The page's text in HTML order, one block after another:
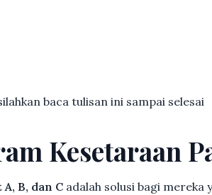
baca tulisan ini sampai selesai
Kesetaraan
B, dan C adalah solusi bagi mereka